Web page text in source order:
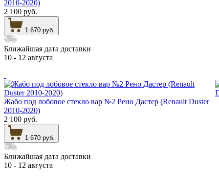
2010-2020)
2 100 руб.
1 670 руб.
Ближайшая дата доставки
10 - 12 августа
Жабо под лобовое стекло вар №2 Рено Дастер (Renault Duster
2010-2020)
2 100 руб.
1 670 руб.
Ближайшая дата доставки
10 - 12 августа